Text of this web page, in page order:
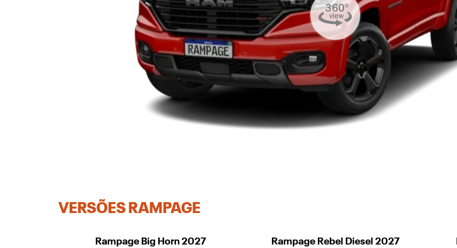
VERSÕES RAMPAGE
Rampage Big Horn 2027 Rampage Rebel Diesel 2027